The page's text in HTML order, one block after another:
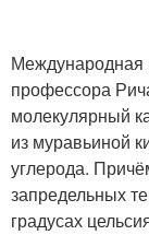
Международная
профессора
молекулярный
из муравьиной
углерода.
запредельных
градусах